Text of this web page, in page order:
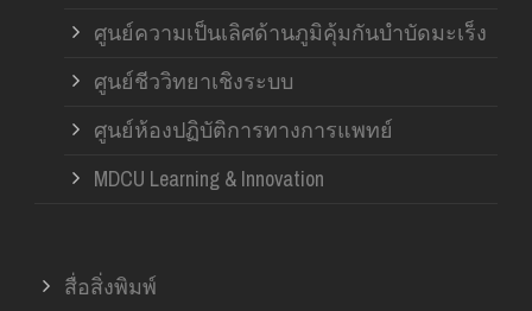
ศูนย์ความเป็นเลิศด้านภูมิคุ้มกันบำบัดมะเร็ง
ศูนย์ชีววิทยาเชิงระบบ
ศูนย์ห้องปฏิบัติการทางการแพทย์
MDCU Learning & Innovation
สื่อสิ่งพิมพ์